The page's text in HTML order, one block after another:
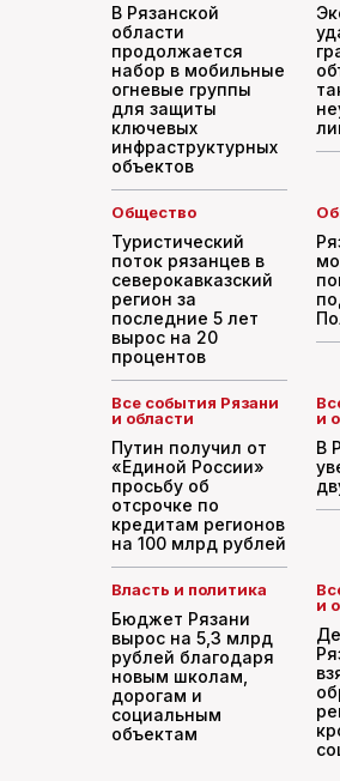
В Рязанской
области
продолжается
набор в мобильные
огневые группы
для защиты
ключевых
инфраструктурных
объектов
Общество
Туристический
поток рязанцев в
северокавказский
регион за
последние 5 лет
вырос на 20
процентов
Все события Рязани
и области
Путин получил от
«Единой России»
просьбу об
отсрочке по
кредитам регионов
на 100 млрд рублей
и
В
Власть и политика
Бюджет Рязани
вырос на 5,3 млрд
рублей благодаря
новым школам,
дорогам и
социальным
объектам
и